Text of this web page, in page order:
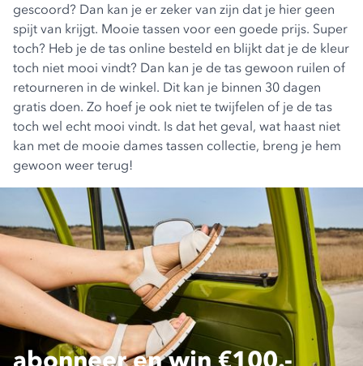
gescoord? Dan kan je er zeker van zijn dat je hier geen
spijt van krijgt. Mooie tassen voor een goede prijs. Super
toch? Heb je de tas online besteld en blijkt dat je de kleur
toch niet mooi vindt? Dan kan je de tas gewoon ruilen of
retourneren in de winkel. Dit kan je binnen 30 dagen
gratis doen. Zo hoef je ook niet te twijfelen of je de tas
toch wel echt mooi vindt. Is dat het geval, wat haast niet
kan met de mooie dames tassen collectie, breng je hem
gewoon weer terug!
abonneer en win €100.-